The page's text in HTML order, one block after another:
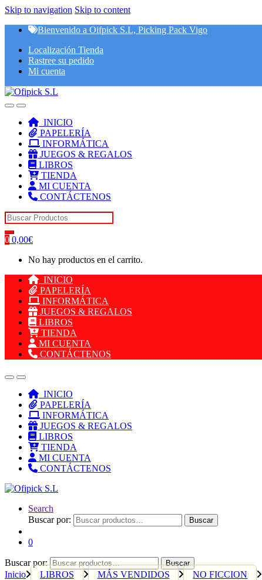
Skip to navigation Skip to content
Bienvenido a Oifpick S.L, Picking Pack Vigo
Localización Tienda
Rastree su pedido
Mi cuenta
INICIO
PAPELERÍA
INFORMÁTICA
JUEGOS & REGALOS
LIBROS
TIENDA
MI CUENTA
CONTÁCTENOS
Search for:
0 0,00€
No hay productos en el carrito.
INICIO
PAPELERÍA
INFORMÁTICA
JUEGOS & REGALOS
LIBROS
TIENDA
MI CUENTA
CONTÁCTENOS
INICIO
PAPELERÍA
INFORMÁTICA
JUEGOS & REGALOS
LIBROS
TIENDA
MI CUENTA
CONTÁCTENOS
Search
Buscar por:
Buscar
0
Buscar por: Buscar
Inicio LIBROS MÁS VENDIDOS NO FICCION